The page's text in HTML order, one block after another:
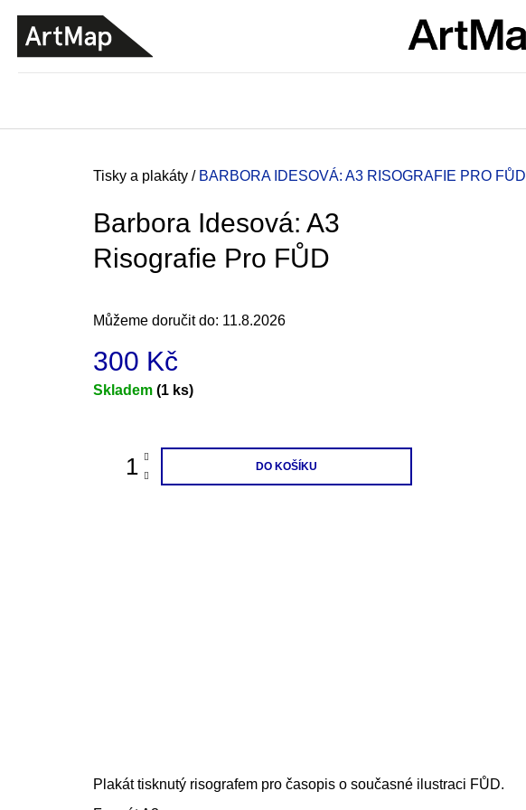
Domů
Tisky a plakáty / BARBORA IDESOVÁ: A3 RISOGRAFIE PRO FŮD
Barbora Idesová: A3
Risografie Pro FŮD
Můžeme doručit do: 11.8.2026
300 Kč
Měrná
Skladem (1 ks)
DO KOŠÍKU
Plakát tisknutý risografem pro časopis o současné ilustraci FŮD.
ZPĚT
DO
OBCHODU
ZPĚT
DO
OBCHODU